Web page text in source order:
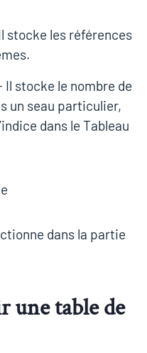
stocke les références
Il stocke le nombre de
un seau particulier,
dans le Tableau
dans la partie
une table de